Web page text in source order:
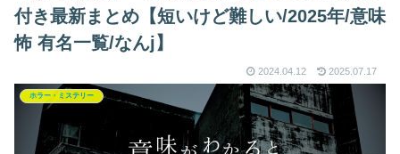
付き最新まとめ【短いけど難しい/2025年/意味
怖 有名一覧/なんj】
2024.04.12 2025.07.17
ホラー・ミステリー